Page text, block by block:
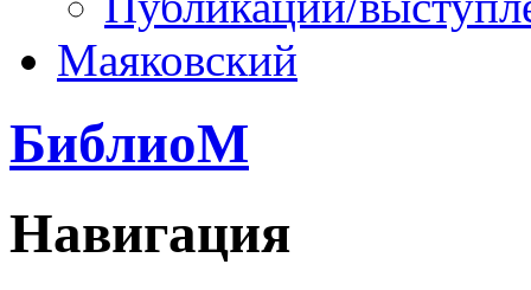
Маяковский
БиблиоМ
Навигация